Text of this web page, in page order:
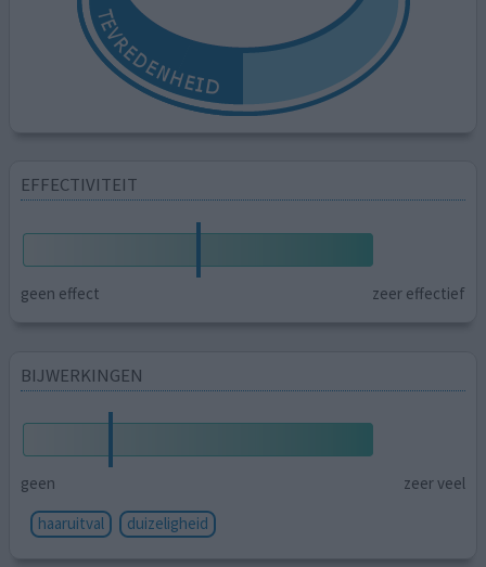
EFFECTIVITEIT
geen effect zeer effectief
BIJWERKINGEN
geen
zeer veel
haaruitval
duizeligheid